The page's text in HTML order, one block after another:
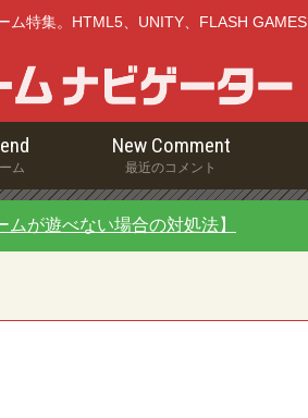
ム特集。HTML5、UNITY、FLASH GAMES
ム
New Comment
最近のコメント
ムが遊べない場合の対処法】